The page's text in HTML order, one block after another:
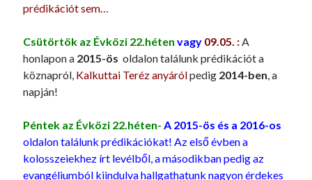
prédikációt sem…
Csütörtök az Évközi 22.héten vagy 09.05. : A
honlapon a 2015-ös oldalon találunk prédikációt a
köznapról, Kalkuttai Teréz anyárólpedig 2014-ben , a
napján!
Péntek az Évközi 22.héten- A 2015-ös és a 2016-os
oldalon találunk prédikációkat! Az első évben a
kolosszeiekhez írt levélből, a másodikban pedig az
evangéliumból kiindulva hallgathatunk nagyon érdekes